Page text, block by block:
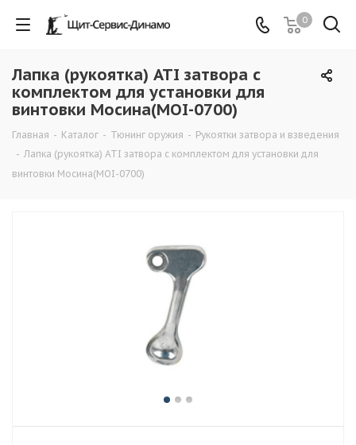
0
Лапка (рукоятка) ATI затвора с
комплектом для установки для
винтовки Мосина(MOI-0700)
Главная - Каталог - Тюнинг оружия - Рукоятки затвора и взведения
- Лапка (рукоятка) ATI затвора с комплектом для установки для
винтовки Мосина(MOI-0700)